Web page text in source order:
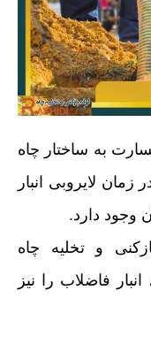
به ساختار چاه
زمان لایروبی انبار
وجود دارد.
و تخلیه چاه
فاضلاب را نیز